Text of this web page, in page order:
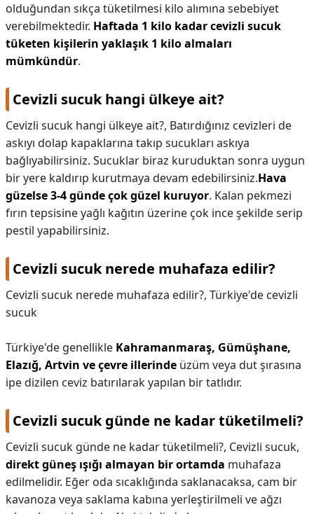
olduğundan sıkça tüketilmesi kilo alımına sebebiyet
verebilmektedir. Haftada 1 kilo kadar cevizli sucuk
tüketen kişilerin yaklaşık 1 kilo almaları
mümkündür.
Cevizli sucuk hangi ülkeye ait?
Cevizli sucuk hangi ülkeye ait?, Batırdığınız cevizleri de
askıyı dolap kapaklarına takıp sucukları askıya
bağlıyabilirsiniz. Sucuklar biraz kuruduktan sonra uygun
bir yere kaldırıp kurutmaya devam edebilirsiniz.Hava
güzelse 3-4 günde çok güzel kuruyor. Kalan pekmezi
fırın tepsisine yağlı kağıtın üzerine çok ince şekilde serip
pestil yapabilirsiniz.
Cevizli sucuk nerede muhafaza edilir?
Cevizli sucuk nerede muhafaza edilir?, Türkiye'de cevizli
sucuk
Türkiye'de genellikle Kahramanmaraş, Gümüşhane,
Elazığ, Artvin ve çevre illerinde üzüm veya dut şırasına
ipe dizilen ceviz batırılarak yapılan bir tatlıdır.
Cevizli sucuk günde ne kadar tüketilmeli?
Cevizli sucuk günde ne kadar tüketilmeli?, Cevizli sucuk,
direkt güneş ışığı almayan bir ortamda muhafaza
edilmelidir. Eğer oda sıcaklığında saklanacaksa, cam bir
kavanoza veya saklama kabına yerleştirilmeli ve ağzı